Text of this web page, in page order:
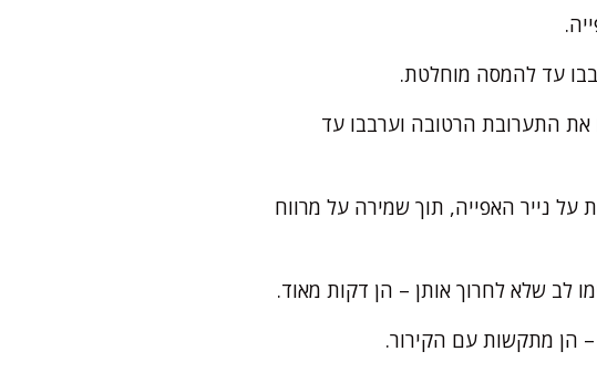
עד להמסה מוחלטת.
את התערובת הרטובה וערבבו עד
נייר האפייה, תוך שמירה על מרווח
– הן מתקשות עם הקירור.